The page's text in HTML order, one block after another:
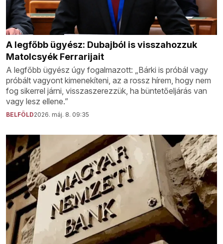
A legfőbb ügyész: Dubajból is visszahozzuk
Matolcsyék Ferrarijait
A legfőbb ügyész úgy fogalmazott: „Bárki is próbál vagy
próbált vagyont kimenekíteni, az a rossz hírem, hogy nem
fog sikerrel járni, visszaszerezzük, ha büntetőeljárás van
vagy lesz ellene.”
BELFÖLD2026. máj. 8. 09:35